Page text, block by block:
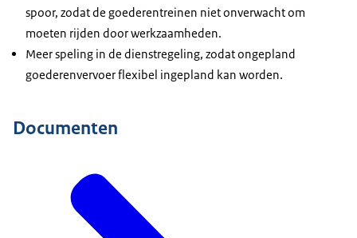
spoor, zodat de goederentreinen niet onverwacht om
moeten rijden door werkzaamheden.
Meer speling in de dienstregeling, zodat ongepland
goederenvervoer flexibel ingepland kan worden.
Documenten